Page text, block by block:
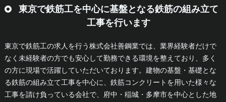
東京で鉄筋工を中心に基盤となる鉄筋の組み立て
工事を行います
東京で鉄筋工の求人を行う株式会社善鋼業では、業界経験者だけで
なく未経験者の方でも安心して勤務できる環境を整えており、多く
の方に現場で活躍していただいております。建物の基盤・基礎とな
る鉄筋の組み立て工事を中心に、鉄筋コンクリートを用いた様々な
工事を請け負っている会社で、府中・稲城・多摩市を中心とした地